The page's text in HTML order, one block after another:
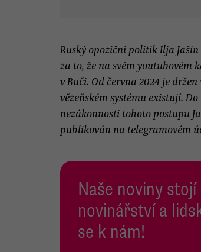
Ruský opoziční politik Ilja
za to, že na svém youtubovém
v Buči. Od června 2024 je
vězeňském systému existují.
nezákonnosti tohoto postupu
publikován na telegramovém
Naše noviny
novinářství a
se k nám!